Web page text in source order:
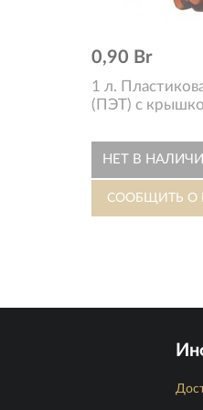
0,90 Br
1 л.
(ПЭТ) с